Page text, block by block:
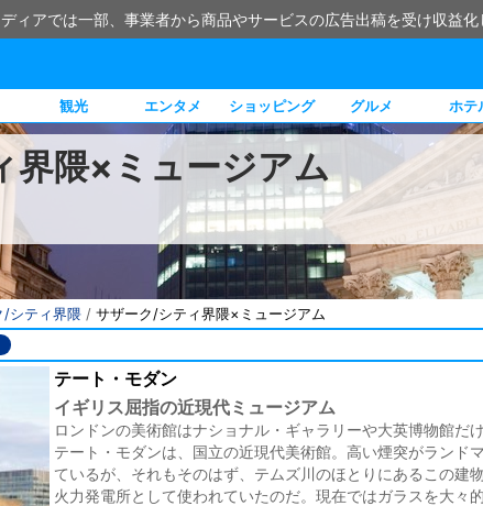
ィアでは一部、事業者から商品やサービスの広告出稿を受け収益化
観光 エンタメ ショッピング グルメ ホテ
界隈×ミュージアム
/シティ界隈 / サザーク/シティ界隈×ミュージアム
テート・モダン
イギリス屈指の近現代ミュージアム
ロンドンの美術館はナショナル・ギャラリーや大英博物館だけ
テート・モダンは、国立の近現代美術館。高い煙突がランド
ているが、それもそのはず、テムズ川のほとりにあるこの建
火力発電所として使われていたのだ。現在ではガラスを大々